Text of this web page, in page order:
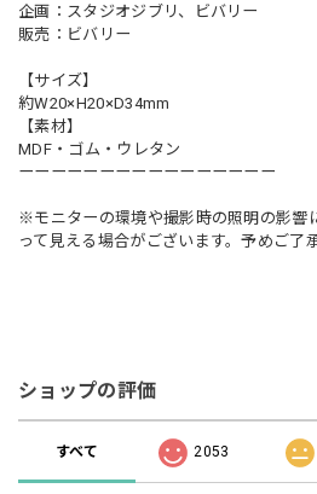
企画：スタジオジブリ、ビバリー
販売：ビバリー
【サイズ】
約W20×H20×D34mm
【素材】
MDF・ゴム・ウレタン
ーーーーーーーーーーーーーーーー
※モニターの環境や撮影時の照明の影響
って見える場合がございます。予めご了
ショップの評価
すべて 2053